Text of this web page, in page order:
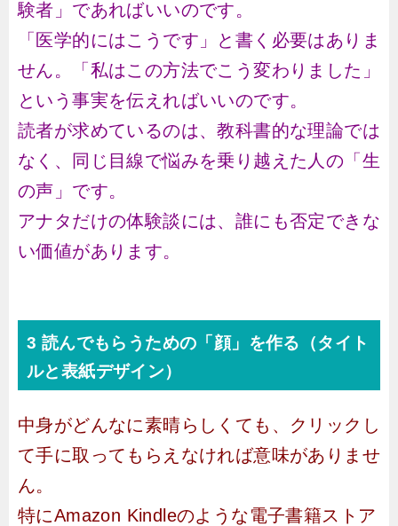
験者」であればいいのです。
「医学的にはこうです」と書く必要はありま
せん。「私はこの方法でこう変わりました」
という事実を伝えればいいのです。
読者が求めているのは、教科書的な理論では
なく、同じ目線で悩みを乗り越えた人の「生
の声」です。
アナタだけの体験談には、誰にも否定できな
い価値があります。
3 読んでもらうための「顔」を作る（タイト
ルと表紙デザイン）
中身がどんなに素晴らしくても、クリックし
て手に取ってもらえなければ意味がありませ
ん。
特にAmazon Kindleのような電子書籍ストア